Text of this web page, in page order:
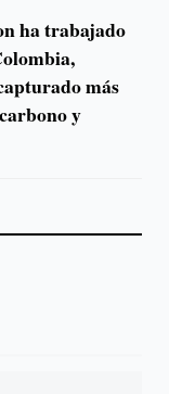
ha trabajado
más
y